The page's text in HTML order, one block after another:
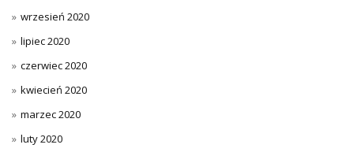
wrzesień 2020
lipiec 2020
czerwiec 2020
kwiecień 2020
marzec 2020
luty 2020